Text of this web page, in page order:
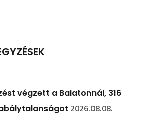
végzett a Balatonnál, 316
2026.08.08.